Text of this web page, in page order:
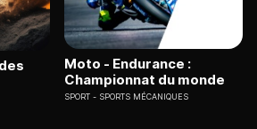
Moto - Endurance :
Championnat du monde
SPORT SPORTS MÉCANIQUES